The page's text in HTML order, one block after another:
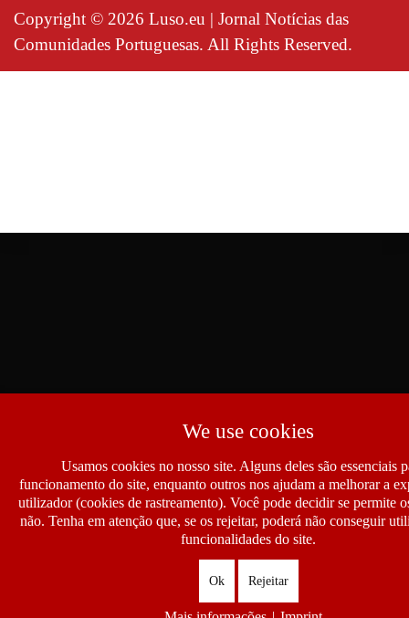
Copyright © 2026 Luso.eu | Jornal Notícias das
Comunidades Portuguesas. All Rights Reserved.
We use cookies
Usamos cookies no nosso site. Alguns deles são essenciais
funcionamento do site, enquanto outros nos ajudam a melhorar a
utilizador (cookies de rastreamento). Você pode decidir se permite
não. Tenha em atenção que, se os rejeitar, poderá não conseguir
funcionalidades do site.
Ok Rejeitar